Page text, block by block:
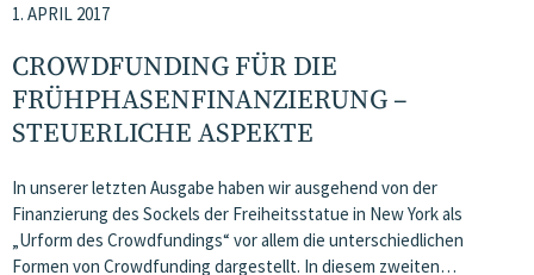
1. APRIL 2017
CROWDFUNDING FÜR DIE
FRÜHPHASENFINANZIERUNG –
STEUERLICHE ASPEKTE
In unserer letzten Ausgabe haben wir ausgehend von der
Finanzierung des Sockels der Freiheitsstatue in New York als
„Urform des Crowdfundings“ vor allem die unterschiedlichen
Formen von Crowdfunding dargestellt. In diesem zweiten…